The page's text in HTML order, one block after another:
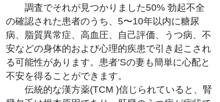
調査でそれが見つかりました50%勃起不全
の確認された患者のうち、5〜10年以内に糖尿
病、脂質異常症、高血圧、自己評価、うつ病、不
安などの身体的および心理的疾患で引き起こされ
る可能性があります。患者'Sの妻も簡単に心配と
不安を得ることができます。
伝統的な漢方薬(TCM )信じられていると、腎